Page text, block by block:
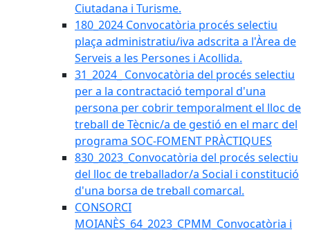
Ciutadana i Turisme.
180_2024 Convocatòria procés selectiu
plaça administratiu/iva adscrita a l'Àrea de
Serveis a les Persones i Acollida.
31_2024_ Convocatòria del procés selectiu
per a la contractació temporal d'una
persona per cobrir temporalment el lloc de
treball de Tècnic/a de gestió en el marc del
programa SOC-FOMENT PRÀCTIQUES
830_2023_Convocatòria del procés selectiu
del lloc de treballador/a Social i constitució
d'una borsa de treball comarcal.
CONSORCI
MOIANÈS_64_2023_CPMM_Convocatòria i